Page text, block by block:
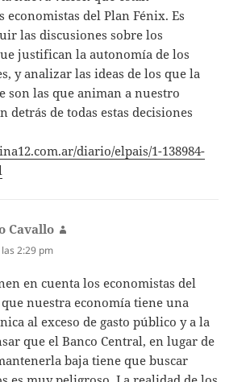
economistas del Plan Fénix. Es
las discusiones sobre los
justifican la autonomía de los
y analizar las ideas de los que la
son las que animan a nuestro
detrás de todas estas decisiones
diario/elpais/1-138984-
Cavallo
2:29 pm
en cuenta los economistas del
nuestra economía tiene una
al exceso de gasto público y a la
que el Banco Central, en lugar de
baja tiene que buscar